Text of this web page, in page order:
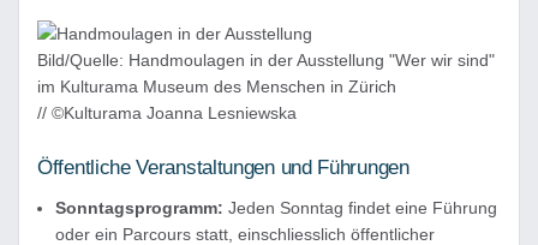
Bild/Quelle: Handmoulagen in der Ausstellung "Wer wir sind"
im Kulturama Museum des Menschen in Zürich
// ©Kulturama Joanna Lesniewska
Öffentliche Veranstaltungen und Führungen
Sonntagsprogramm: Jeden Sonntag findet eine Führung
oder ein Parcours statt, einschliesslich öffentlicher